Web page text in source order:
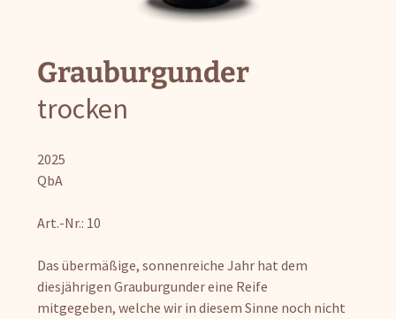
Grauburgunder
trocken
2025
QbA
Art.-Nr.: 10
Das übermäßige, sonnenreiche Jahr hat dem
diesjährigen Grauburgunder eine Reife
mitgegeben, welche wir in diesem Sinne noch nicht